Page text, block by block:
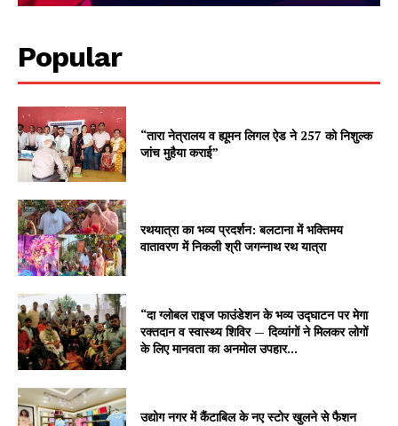
Popular
“तारा नेत्रालय व ह्यूमन लिगल ऐड ने 257 को निशुल्क
जांच मुहैया कराई”
रथयात्रा का भव्य प्रदर्शन: बलटाना में भक्तिमय
वातावरण में निकली श्री जगन्नाथ रथ यात्रा
“दा ग्लोबल राइज फाउंडेशन के भव्य उद्घाटन पर मेगा
रक्तदान व स्वास्थ्य शिविर — दिव्यांगों ने मिलकर लोगों
के लिए मानवता का अनमोल उपहार...
उद्योग नगर में कैंटाबिल के नए स्टोर खुलने से फैशन